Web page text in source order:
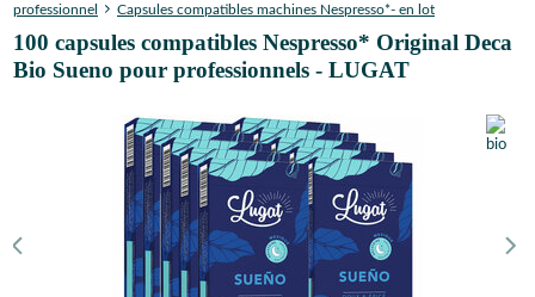
professionnel
Capsules compatibles machines Nespresso*- en lot
100 capsules compatibles Nespresso* Original Deca
Bio Sueno pour professionnels - LUGAT